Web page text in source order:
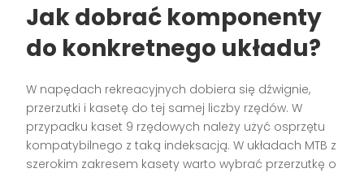
Jak dobrać komponenty
do konkretnego układu?
W napędach rekreacyjnych dobiera się dźwignie,
przerzutki i kasetę do tej samej liczby rzędów. W
przypadku kaset 9 rzędowych należy użyć osprzętu
kompatybilnego z taką indeksacją. W układach MTB z
szerokim zakresem kasety warto wybrać przerzutkę o